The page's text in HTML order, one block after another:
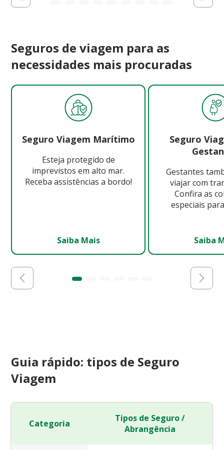
Seguros de viagem para as
necessidades mais procuradas
Seguro Viagem Marítimo
Esteja protegido de
imprevistos em alto mar.
Receba assistências a bordo!
Saiba Mais
Seguro
Gestantes
viajar com
Confira as
especiais
Saiba
Guia rápido: tipos de Seguro
Viagem
Categoria
Tipos de Seguro /
Abrangência